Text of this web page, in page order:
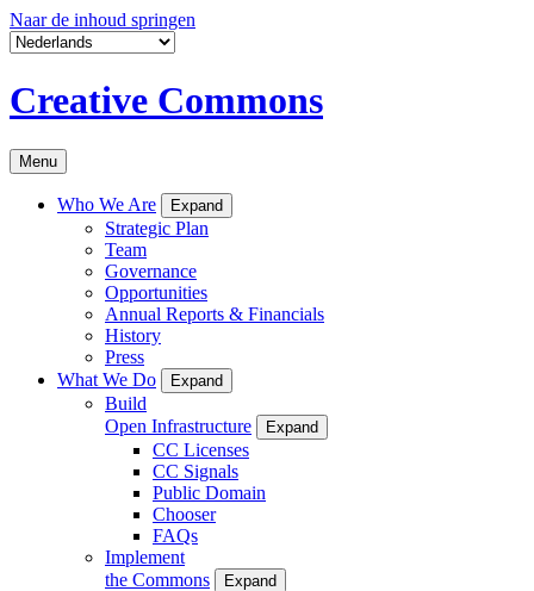
Naar de inhoud springen
Creative Commons
Menu
Who We Are Expand
Strategic Plan
Team
Governance
Opportunities
Annual Reports & Financials
History
Press
What We Do
Expand
Build
Open Infrastructure
Expand
CC Licenses
CC Signals
Public Domain
Chooser
FAQs
Implement
the Commons
Expand